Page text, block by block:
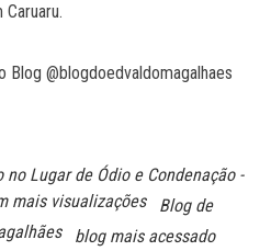
@blogdoedvaldomagalhaes
Lugar de Ódio e Condenação -
mais visualizações
Blog de
blog mais acessado